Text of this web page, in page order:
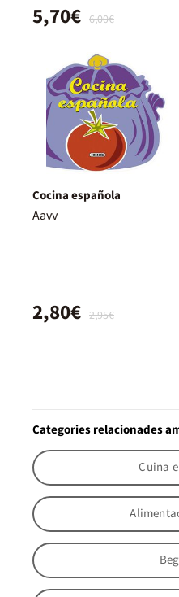
6,00€
5,70€
Cocina española
Aavv
2,95€
2,80€
Categories relacionades
Cuina